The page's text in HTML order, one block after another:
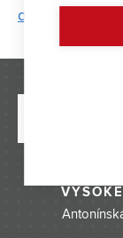
doktorandky